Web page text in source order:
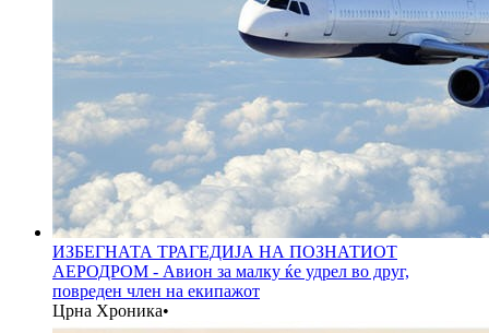
ИЗБЕГНАТА ТРАГЕДИЈА НА ПОЗНАТИОТ
АЕРОДРОМ - Авион за малку ќе удрел во друг,
повреден член на екипажот
Црна Хроника•